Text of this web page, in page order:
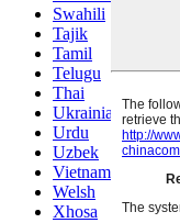
Swahili
Tajik
Tamil
Telugu
Thai
Ukrainian
Urdu
Uzbek
Vietnamese
Welsh
Xhosa